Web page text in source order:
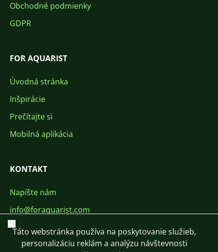
Obchodné podmienky
GDPR
FOR AQUARIST
Úvodná stránka
Inšpirácie
Prečítajte si
Mobilná aplikácia
KONTAKT
Napíšte nám
info@foraquarist.com
+420 603 449 602
Zavrieť
Táto webstránka používa na poskytovanie služieb,
personalizáciu reklám a analýzu návštevnosti